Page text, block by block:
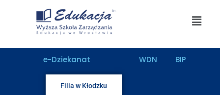
e-Dziekanat WDN BIP
Filia w Kłodzku